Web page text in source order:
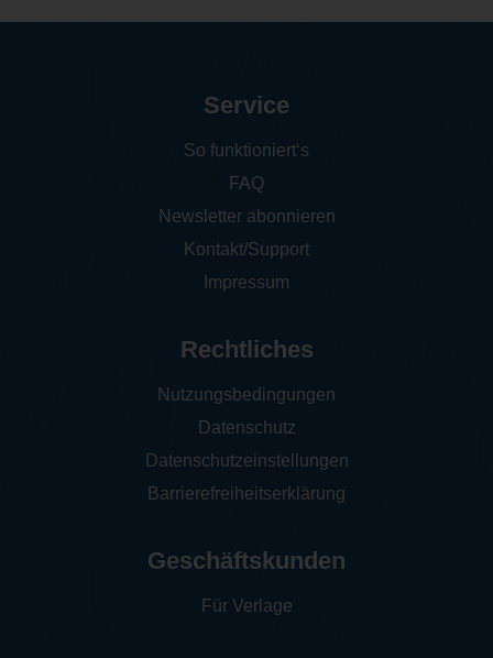
Service
So funktioniert‘s
FAQ
Newsletter abonnieren
Kontakt/Support
Impressum
Rechtliches
Nutzungsbedingungen
Datenschutz
Datenschutzeinstellungen
Barrierefreiheitserklärung
Geschäftskunden
Für Verlage